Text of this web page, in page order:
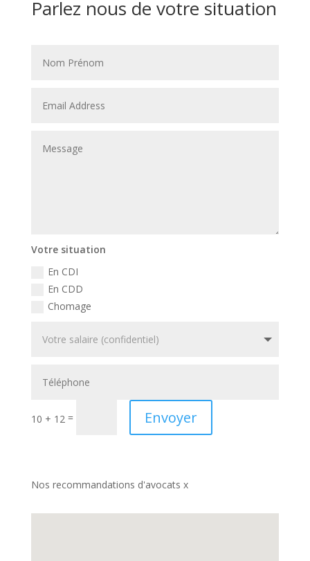
Parlez nous de votre situation
Votre situation
En CDI
En CDD
Chomage
10 + 12 = Envoyer
Nos recommandations d'avocats x